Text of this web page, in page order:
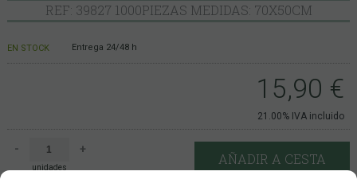
REF: 39827 1000PIEZAS MEDIDAS: 70X50CM
EN STOCK Entrega 24/48 h
15,90 €
21.00% IVA incluido
-
unidades
+
AÑADIR A CESTA